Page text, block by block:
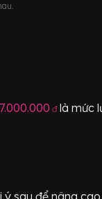
đlà mức
sau để nâng cao